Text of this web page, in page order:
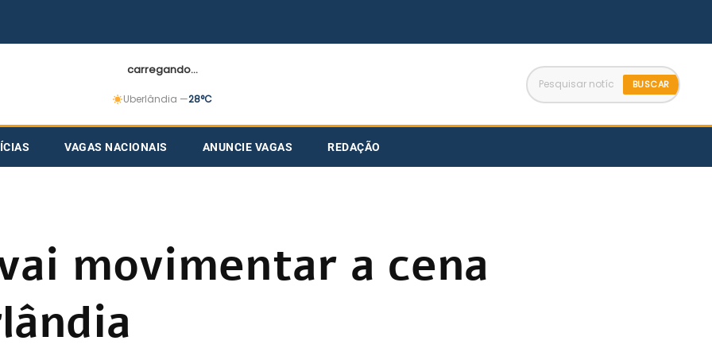
carregando...
Uberlândia —28°C
BUSCAR
VAGAS NACIONAIS ANUNCIE VAGAS REDAÇÃO
movimentar a cena